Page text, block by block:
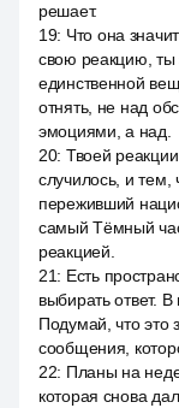
решает.
19: Что она
свою реакцию, ты
единственной
отнять, не над
эмоциями, а над.
20: Твоей
случилось, и тем,
переживший
самый Тёмный
реакцией.
21: Есть
выбирать ответ.
Подумай, что это
сообщения,
22: Планы на
которая снова